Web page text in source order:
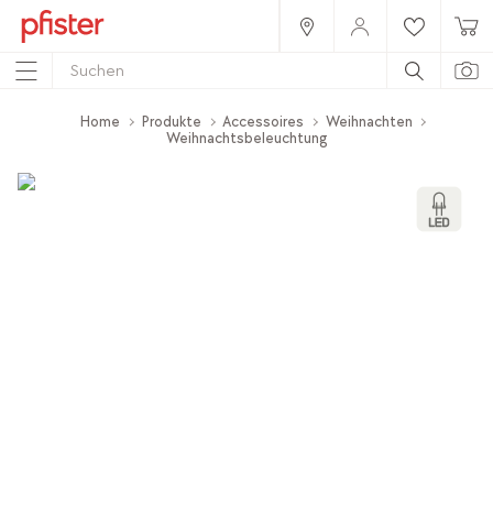
Home Produkte Accessoires
Weihnachten
Weihnachtsbeleuchtung